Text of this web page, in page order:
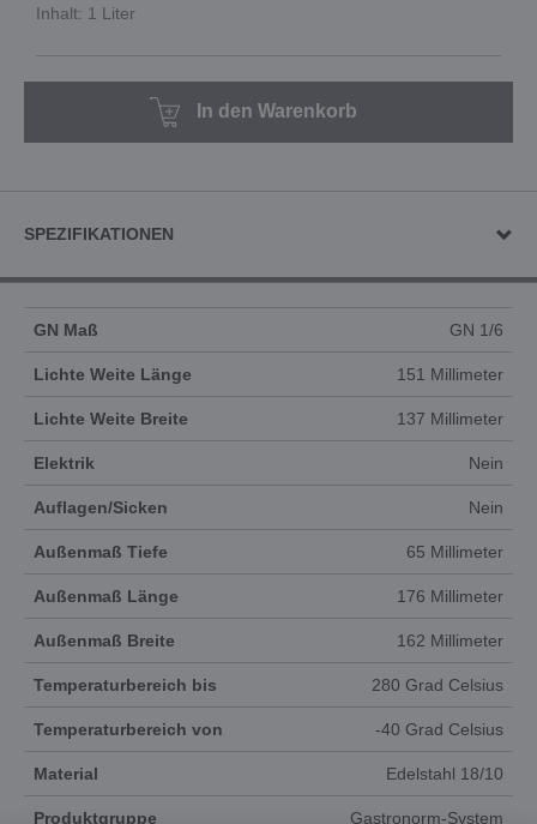
Inhalt: 1 Liter
In den Warenkorb
SPEZIFIKATIONEN
GN Maß GN 1/6
Lichte Weite Länge 151 Millimeter
Lichte Weite Breite 137 Millimeter
Elektrik Nein
Auflagen/Sicken Nein
Außenmaß Tiefe 65 Millimeter
Außenmaß Länge 176 Millimeter
Außenmaß Breite 162 Millimeter
Temperaturbereich bis 280 Grad Celsius
Temperaturbereich von -40 Grad Celsius
Material Edelstahl 18/10
Produktgruppe Gastronorm-System